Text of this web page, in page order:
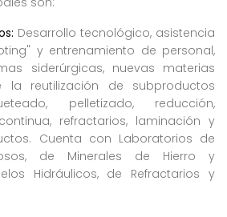
Desarrollo tecnológico, asistencia
y entrenamiento de personal,
siderúrgicas, nuevas materias
reutilización de subproductos
pelletizado, reducción,
refractarios, laminación y
Cuenta con Laboratorios de
de Minerales de Hierro y
Hidráulicos, de Refractarios y